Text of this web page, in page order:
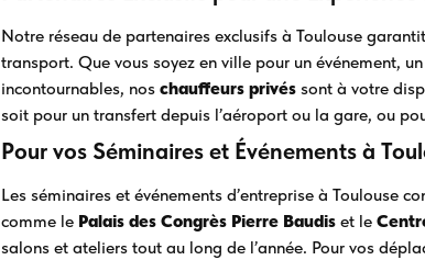
Notre réseau de partenaires exclusifs à Toulouse
transport. Que vous soyez en ville pour un événement,
incontournables, nos chauffeurs privés sont à votre
soit pour un transfert depuis l’aéroport ou la gare, ou
Pour vos Séminaires et Événements à
Les séminaires et événements d’entreprise à Toulouse
comme le Palais des Congrès Pierre Baudis et le
salons et ateliers tout au long de l’année. Pour vos